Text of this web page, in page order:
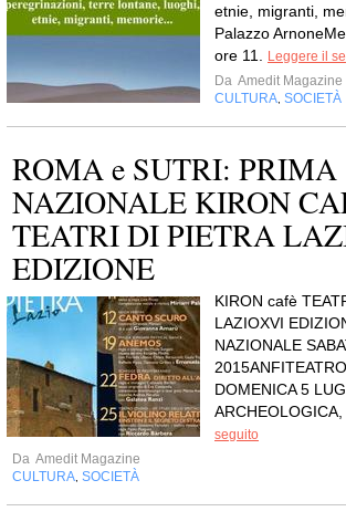
etnie, migranti,
Palazzo
ore 11.
Leggere il
Da Amedit Magazine
CULTURA SOCIETÀ
ROMA e SUTRI: PRIMA
NAZIONALE KIRON
TEATRI DI PIETRA
EDIZIONE
KIRON cafè
LAZIOXVI
NAZIONALE
DOMENICA 5
ARCHEOLOGICA,
seguito
Da Amedit Magazine
CULTURA SOCIETÀ